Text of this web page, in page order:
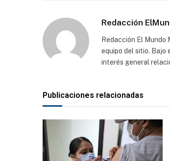
Redacción
Redacción El
equipo del sitio. Bajo
interés general
Publicaciones relacionadas